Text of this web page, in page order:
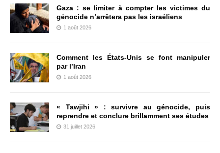
Gaza : se limiter à compter les victimes du
génocide n’arrêtera pas les israéliens
1 août 2026
Comment les États-Unis se font manipuler
par l’Iran
1 août 2026
« Tawjihi » : survivre au génocide, puis
reprendre et conclure brillamment ses études
31 juillet 2026